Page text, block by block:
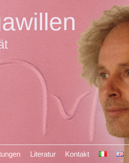
Literatur Kontakt